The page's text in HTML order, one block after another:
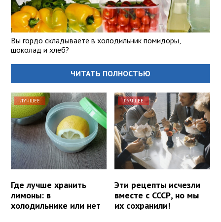
Вы гордо складываете в холодильник помидоры,
шоколад и хлеб?
ЧИТАТЬ ПОЛНОСТЬЮ
ЛУЧШЕЕ
Где лучше хранить
лимоны: в
холодильнике или нет
ЛУЧШЕЕ
Эти рецепты исчезли
вместе с СССР, но мы
их сохранили!